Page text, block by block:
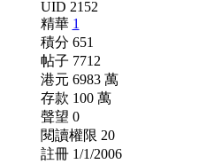
UID 2152
精華 1
積分 651
帖子 7712
港元 6983 萬
存款 100 萬
聲望 0
閱讀權限 20
註冊 1/1/2006